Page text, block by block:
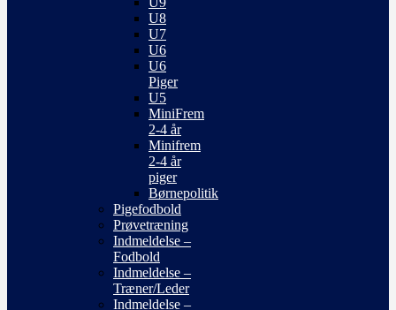
U8
U7
U6
U6
Piger
U5
MiniFrem
2-4 år
Minifrem
2-4 år
piger
Børnepolitik
Pigefodbold
Prøvetræning
Indmeldelse –
Fodbold
Indmeldelse –
Træner/Leder
Indmeldelse –